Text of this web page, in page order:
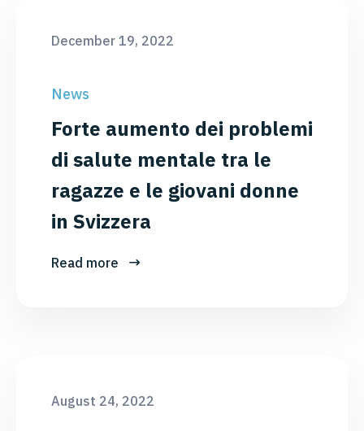
December 19, 2022
News
Forte aumento dei problemi
di salute mentale tra le
ragazze e le giovani donne
in Svizzera
Read more
August 24, 2022